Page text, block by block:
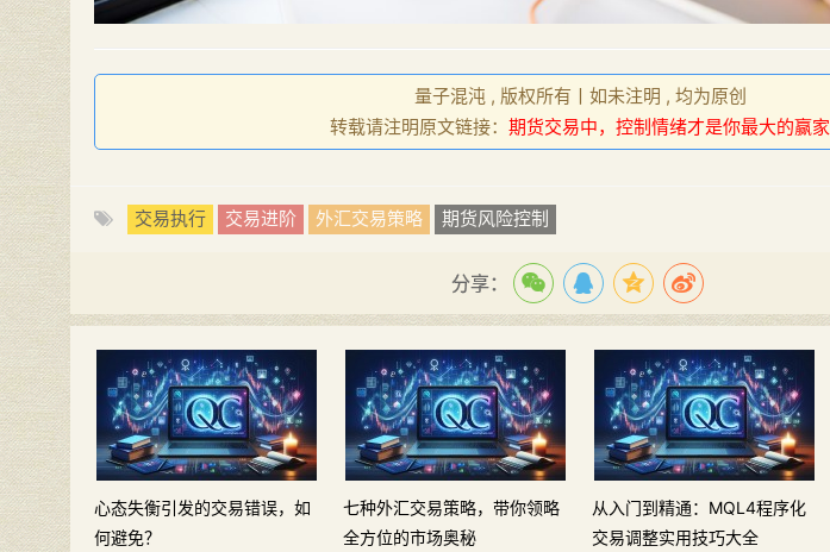
量子混沌 , 版权所有丨如未注明 , 均为原创
转载请注明原文链接： 期货交易中，控制情绪才是你最大的赢家
交易执行 交易进阶 外汇交易策略 期货风险控制
分享：
心态失衡引发的交易错误，如
何避免？
七种外汇交易策略，带你领略
全方位的市场奥秘
从入门到精通：MQL4程序化
交易调整实用技巧大全